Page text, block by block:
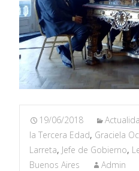
19/06/2018
la Tercera Edad, Graciela
Larreta, Jefe de Gobierno,
Buenos Aires
Admin